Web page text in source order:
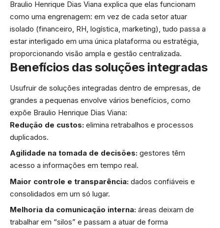
Braulio Henrique Dias Viana explica que elas funcionam
como uma engrenagem: em vez de cada setor atuar
isolado (financeiro, RH, logística, marketing), tudo passa a
estar interligado em uma única plataforma ou estratégia,
proporcionando visão ampla e gestão centralizada.
Benefícios das soluções integradas
Usufruir de soluções integradas dentro de empresas, de
grandes a pequenas envolve vários benefícios, como
expõe Braulio Henrique Dias Viana:
Redução de custos: elimina retrabalhos e processos
duplicados.
Agilidade na tomada de decisões: gestores têm
acesso a informações em tempo real.
Maior controle e transparência: dados confiáveis e
consolidados em um só lugar.
Melhoria da comunicação interna: áreas deixam de
trabalhar em “silos” e passam a atuar de forma